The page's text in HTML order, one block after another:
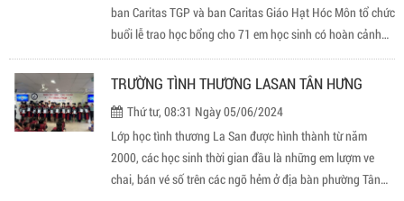
ban Caritas TGP và ban Caritas Giáo Hạt Hóc Môn tổ chức
buổi lễ trao học bổng cho 71 em học sinh có hoàn cảnh
khó khăn hiện đang ngụ tại các Giáo Xứ thuộc Giáo Hạt
Hóc Môn .
TRƯỜNG TÌNH THƯƠNG LASAN TÂN HƯNG
Thứ tư, 08:31 Ngày 05/06/2024
Lớp học tình thương La San được hình thành từ năm
2000, các học sinh thời gian đầu là những em lượm ve
chai, bán vé số trên các ngõ hẻm ở địa bàn phường Tân